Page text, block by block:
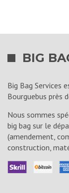
BIG
Big Bag Services
Bourguebus près
Nous sommes
big bag sur le
(amendement,
construction,